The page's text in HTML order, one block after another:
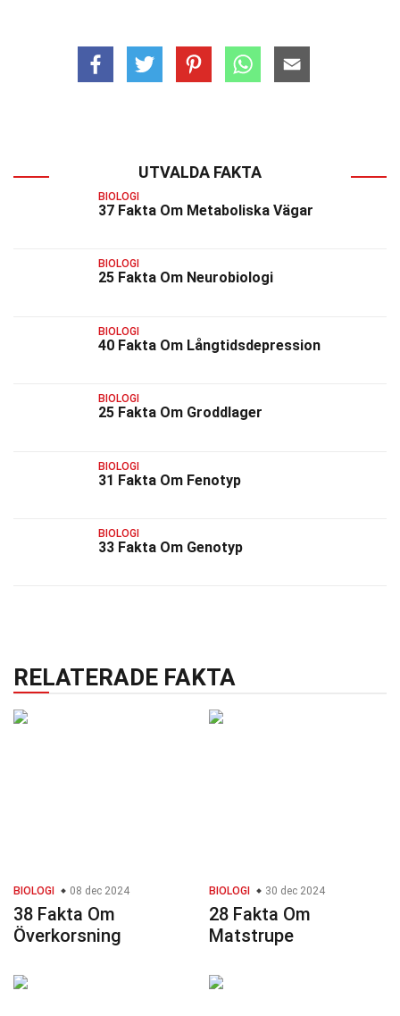
UTVALDA FAKTA
BIOLOGI
37 Fakta Om Metaboliska Vägar
BIOLOGI
25 Fakta Om Neurobiologi
BIOLOGI
40 Fakta Om Långtidsdepression
BIOLOGI
25 Fakta Om Groddlager
BIOLOGI
31 Fakta Om Fenotyp
BIOLOGI
33 Fakta Om Genotyp
RELATERADE FAKTA
BIOLOGI 08 dec 2024
38 Fakta Om
Överkorsning
BIOLOGI 30 dec 2024
28 Fakta Om
Matstrupe